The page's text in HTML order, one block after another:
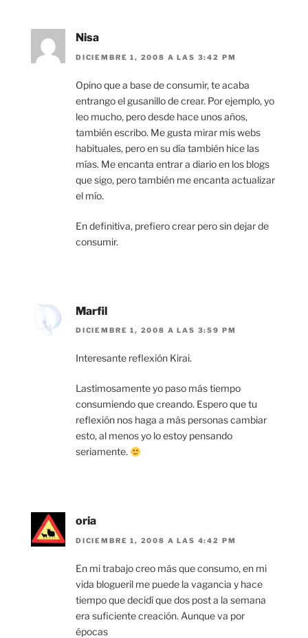
Nisa
DICIEMBRE 1, 2008 A LAS 3:42 PM
Opino que a base de consumir, te acaba
entrango el gusanillo de crear. Por ejemplo, yo
leo mucho, pero desde hace unos años,
también escribo. Me gusta mirar mis webs
habituales, pero en su día también hice las
mías. Me encanta entrar a diario en los blogs
que sigo, pero también me encanta actualizar
el mío.
En definitiva, prefiero crear pero sin dejar de
consumir.
Marfil
DICIEMBRE 1, 2008 A LAS 3:59 PM
Interesante reflexión Kirai.
Lastimosamente yo paso más tiempo
consumiendo que creando. Espero que tu
reflexión nos haga a más personas cambiar
esto, al menos yo lo estoy pensando
seriamente.
oria
DICIEMBRE 1, 2008 A LAS 4:42 PM
En mi trabajo creo más que consumo, en mi
vida blogueril me puede la vagancia y hace
tiempo que decidí que dos post a la semana
era suficiente creación. Aunque va por
épocas